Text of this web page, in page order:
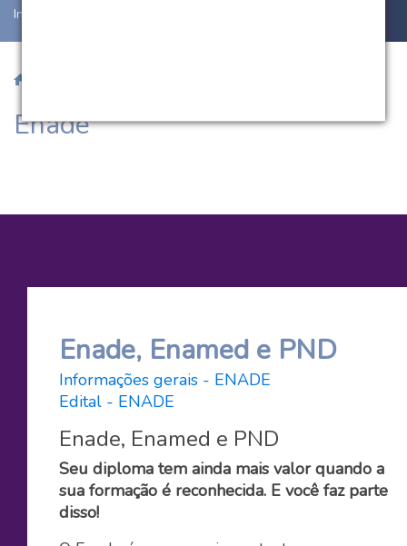
Institucional
Enade
Enade, Enamed e PND
Informações gerais - ENADE
Edital - ENADE
Enade, Enamed e PND
Seu diploma tem ainda mais valor quando a
sua formação é reconhecida. E você faz parte
disso!